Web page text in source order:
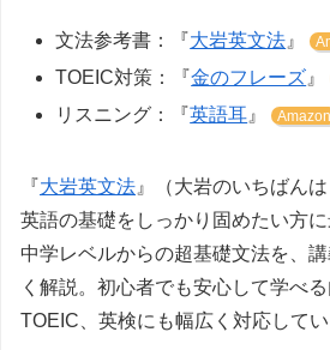
文法参考書：『大岩英文法 』
TOEIC対策：『金のフレーズ 』
リスニング：『英語耳』 Amazon
『 大岩英文法』（大岩のいちばん
英語の基礎をしっかり固めたい方に
中学レベルからの超基礎文法を、
く解説。初心者でも安心して学べ
TOEIC、英検にも幅広く対応してい